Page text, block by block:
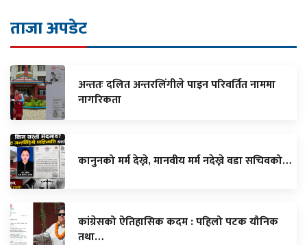
ताजा अपडेट
अन्ततः दलित अन्तरलिंगीले पाइन परिवर्तित नाममा
नागरिकता
कानुनको मर्म देख्ने, मानवीय मर्म नदेख्ने वडा सचिवको…
कांग्रेसको ऐतिहासिक कदम : पहिलो पटक यौनिक
तथा…